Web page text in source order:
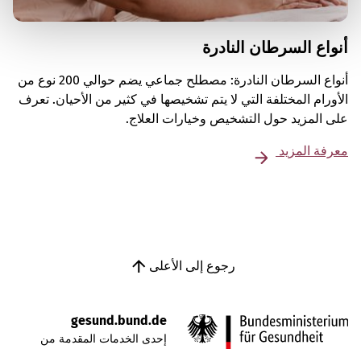
أنواع السرطان النادرة
أنواع السرطان النادرة: مصطلح جماعي يضم حوالي 200 نوع من
الأورام المختلفة التي لا يتم تشخيصها في كثير من الأحيان. تعرف
على المزيد حول التشخيص وخيارات العلاج.
معرفة المزيد
رجوع إلى الأعلى
gesund.bund.de
إحدى الخدمات المقدمة من